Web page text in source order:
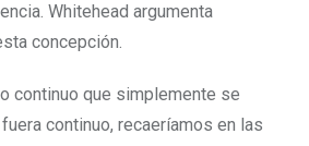
Whitehead argumenta
concepción.
continuo que simplemente se
continuo, recaeríamos en las